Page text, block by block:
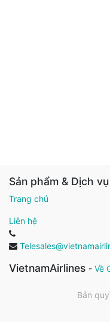
Sản phẩm & Dịch vụ
Trang chủ
Liên hệ
VietnamAirlines - Về
Bản